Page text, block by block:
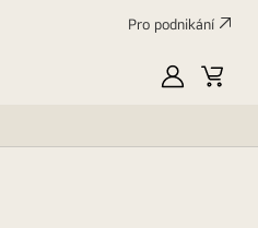
Pro podnikání
MojeVáš